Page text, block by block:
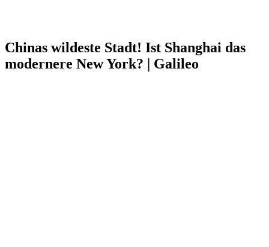
Chinas wildeste Stadt! Ist Shanghai das
modernere New York? | Galileo